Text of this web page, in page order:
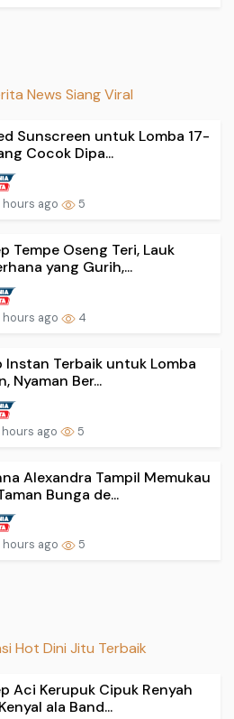
News Siang Viral
Sunscreen untuk Lomba 17-
Cocok Dipa...
hours ago 5
Tempe Oseng Teri, Lauk
yang Gurih,...
hours ago 4
Instan Terbaik untuk Lomba
Nyaman Ber...
hours ago 5
Alexandra Tampil Memukau
Bunga de...
hours ago 5
Hot Dini Jitu Terbaik
Aci Kerupuk Cipuk Renyah
ala Band...